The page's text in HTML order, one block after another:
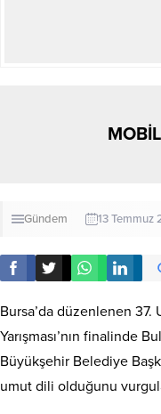
Gündem 13 Temmuz
Bursa’da düzenlenen 37.
Yarışması’nın finalinde
Büyükşehir Belediye
umut dili olduğunu